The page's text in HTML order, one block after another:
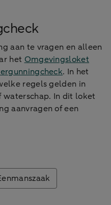
aan te vragen en alleen
het Omgevingsloket
. In het
regels gelden in
waterschap. In dit loket
aanvragen of een